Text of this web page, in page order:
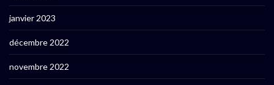
janvier 2023
décembre 2022
novembre 2022